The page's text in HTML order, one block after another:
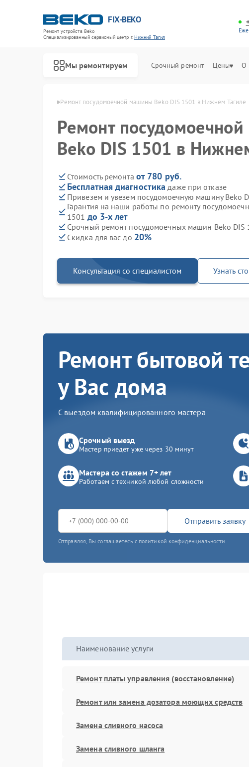
FIX-BEKO
Ремонт устройств Beko
Специализированный cервисный центр г.Нижний Тагил
Мы ремонтируем Срочный ремонт Цены О
в Нижнем Тагиле Ремонт посудомоечной машины Beko DIS 1501 в Нижнем Тагиле
Ремонт
Beko DIS 1501 в
Стоимость ремонта от 780 руб.
Бесплатная диагностика даже при отказе
Привезем и увезем посудомоечную машину Beko
Гарантия на наши работы по ремонту
1501 до 3-х лет
Срочный ремонт посудомоечных машин Beko DIS
Скидка для вас до 20%
Консультация со специалистом Узнать
Ремонт бытовой
у Вас дома
С выездом квалифицированного мастера
Срочный выезд
Мастер приедет уже через 30 минут
Мастера со стажем 7+ лет
Работаем с техникой любой сложности
Отправить заявку
Отправляя, Вы соглашаетесь с политикой конфиденциальности
Наименование услуги
Ремонт платы управления (восстановление)
Ремонт или замена дозатора моющих средств
Замена сливного насоса
Замена сливного шланга